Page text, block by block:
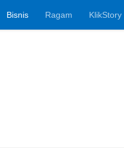
Bisnis Ragam KlikStory